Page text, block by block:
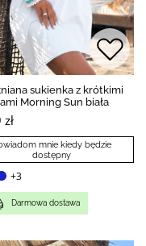
sukienka z krótkimi
Morning Sun biała
mnie kiedy będzie
dostępny
+3
Darmowa dostawa